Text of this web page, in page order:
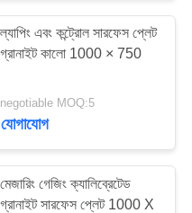
কভার
ল্যাপিং এবং কন্ট্রোল সারফেস প্লেট
গ্রানাইট কালো 1000 × 750
negotiable MOQ:5
যোগাযোগ
মেজারিং গেজিং ক্যালিব্রেটেড
গ্রানাইট সারফেস প্লেট 1000 X